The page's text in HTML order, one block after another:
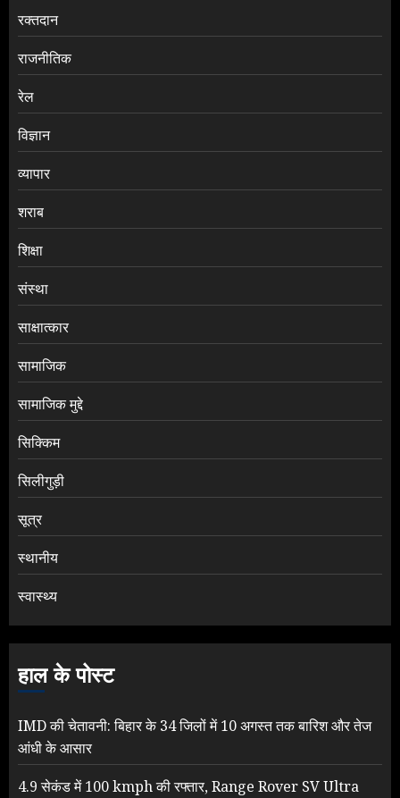
रक्तदान
राजनीतिक
रेल
विज्ञान
व्यापार
शराब
शिक्षा
संस्था
साक्षात्कार
सामाजिक
सामाजिक मुद्दे
सिक्किम
सिलीगुड़ी
सूत्र
स्थानीय
स्वास्थ्य
हाल के पोस्ट
IMD की चेतावनी: बिहार के 34 जिलों में 10 अगस्त तक बारिश और तेज
आंधी के आसार
4.9 सेकंड में 100 kmph की रफ्तार, Range Rover SV Ultra